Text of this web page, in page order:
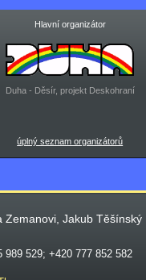
Hlavní organizátor
Duha - Děsír, projekt Deskohraní
úplný seznam organizátorů
Jakub Těšínský
989 529; +420 777 852 582